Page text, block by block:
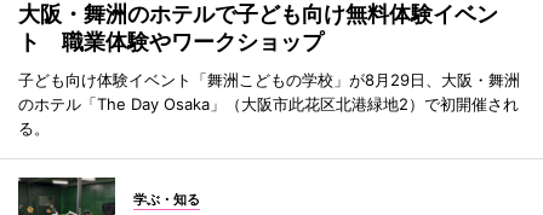
大阪・舞洲のホテルで子ども向け無料体験イベン
ト 職業体験やワークショップ
子ども向け体験イベント「舞洲こどもの学校」が8月29日、大阪・舞洲
のホテル「The Day Osaka」（大阪市此花区北港緑地2）で初開催され
る。
学ぶ・知る